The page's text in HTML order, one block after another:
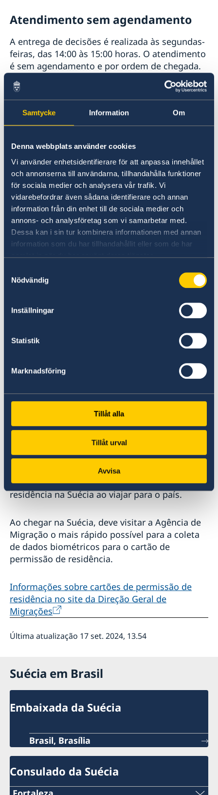
Samtycke Information Om
Denna webbplats använder cookies
Vi använder enhetsidentifierare för att anpassa innehållet
och annonserna till användarna, tillhandahålla funktioner
för sociala medier och analysera vår trafik. Vi
vidarebefordrar även sådana identifierare och annan
information från din enhet till de sociala medier och
annons- och analysföretag som vi samarbetar med.
Dessa kan i sin tur kombinera informationen med annan
information som du har tillhandahållit eller som de har
samlat in när du har använt deras tjänster.
Nödvändig
Inställningar
Statistik
Marknadsföring
Tillåt alla
Tillåt urval
Avvisa
Atendimento sem agendamento
A entrega de decisões é realizada às segundas-
feiras, das 14:00 às 15:00 horas. O atendimento
é sem agendamento e por ordem de chegada.
Não é possível realizar o processo através dos
Para um endereço na Suécia
Se já tiver uma pessoa autorizada na Suécia,
uma cópia da decisão será enviada para o
endereço dela por correio postal e chegará em
alguns dias.
de Migrações.
Solicitar documentos da Direção Geral de
Migrações
Para um endereço no Brasil
Para receber uma cópia da decisão por correio
ambassaden.bogota-migration@gov.se
Viajar para a Suécia
Nacionais de países isentos de visto para o
Espaço Schengen, como Brasil, podem mostrar
a decisão da Agência de Migração para
comprovar que têm uma permissão de
residência na Suécia ao viajar para o país.
Ao chegar na Suécia, deve visitar a Agência de
Migração o mais rápido possível para a coleta
de dados biométricos para o cartão de
permissão de residência.
Informações sobre cartões de permissão de
residência no site da Direção Geral de
Migrações
Última atualização 17 set. 2024, 13.54
Suécia em Brasil
Embaixada da Suécia
Brasil, Brasília
Consulado da Suécia